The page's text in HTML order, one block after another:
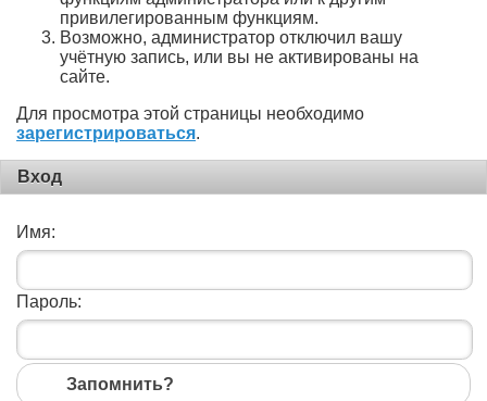
привилегированным функциям.
Возможно, администратор отключил вашу
учётную запись, или вы не активированы на
сайте.
Для просмотра этой страницы необходимо
зарегистрироваться.
Вход
Имя:
Пароль:
Запомнить?